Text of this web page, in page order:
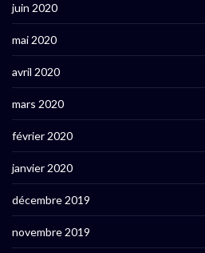
juin 2020
mai 2020
avril 2020
mars 2020
février 2020
janvier 2020
décembre 2019
novembre 2019